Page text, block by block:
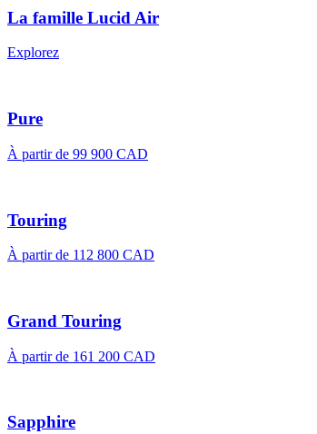
La famille Lucid Air
Explorez
Pure
À partir de 99 900 CAD
Touring
À partir de 112 800 CAD
Grand Touring
À partir de 161 200 CAD
Sapphire